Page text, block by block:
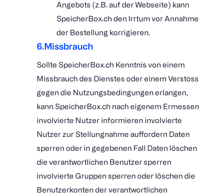
Angebots (z.B. auf der Webseite) kann
SpeicherBox.ch den Irrtum vor Annahme
der Bestellung korrigieren.
6.Missbrauch
Sollte SpeicherBox.ch Kenntnis von einem
Missbrauch des Dienstes oder einem Verstoss
gegen die Nutzungsbedingungen erlangen,
kann SpeicherBox.ch nach eigenem Ermessen
involvierte Nutzer informieren involvierte
Nutzer zur Stellungnahme auffordern Daten
sperren oder in gegebenen Fall Daten löschen
die verantwortlichen Benutzer sperren
involvierte Gruppen sperren oder löschen die
Benutzerkonten der verantwortlichen